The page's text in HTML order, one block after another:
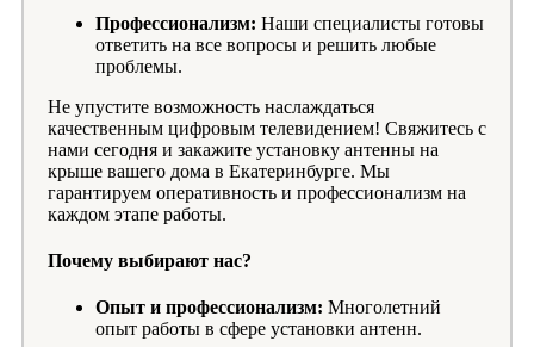
Профессионализм: Наши специалисты готовы
ответить на все вопросы и решить любые
проблемы.
Не упустите возможность наслаждаться
качественным цифровым телевидением! Свяжитесь с
нами сегодня и закажите установку антенны на
крыше вашего дома в Екатеринбурге. Мы
гарантируем оперативность и профессионализм на
каждом этапе работы.
Почему выбирают нас?
Опыт и профессионализм: Многолетний
опыт работы в сфере установки антенн.